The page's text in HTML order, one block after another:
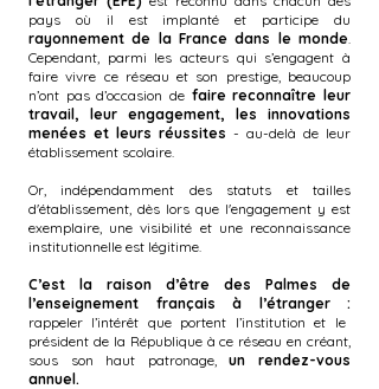
pays où il est implanté et participe du
rayonnement de la France dans le monde.
Cependant, parmi les acteurs qui s’engagent à
faire vivre ce réseau et son prestige, beaucoup
n’ont pas d’occasion de faire reconnaître leur
travail, leur engagement, les innovations
menées et leurs réussites - au-delà de leur
établissement scolaire.
Or, indépendamment des statuts et tailles
d'établissement, dès lors que l'engagement y est
exemplaire, une visibilité et une reconnaissance
institutionnelle est légitime.
C’est la raison d’être des Palmes de
l’enseignement français à l’étranger :
rappeler l’intérêt que portent l’institution et le
président de la République à ce réseau en créant,
sous son haut patronage,un rendez-vous
annuel.